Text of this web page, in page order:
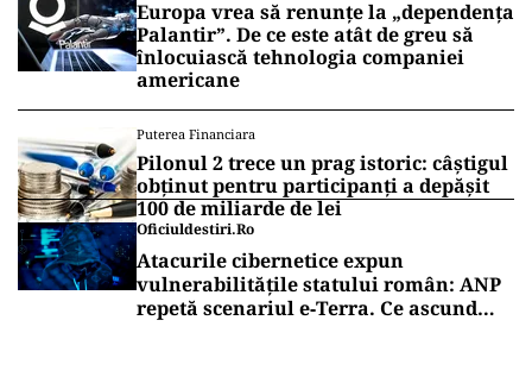
Europa vrea să renunțe la „dependența
Palantir”. De ce este atât de greu să
înlocuiască tehnologia companiei
americane
Puterea Financiara
Pilonul 2 trece un prag istoric: câștigul
obținut pentru participanți a depășit
100 de miliarde de lei
Oficiuldestiri.ro
Atacurile cibernetice expun
vulnerabilitățile statului român: ANP
repetă scenariul e‑Terra. Ce ascund